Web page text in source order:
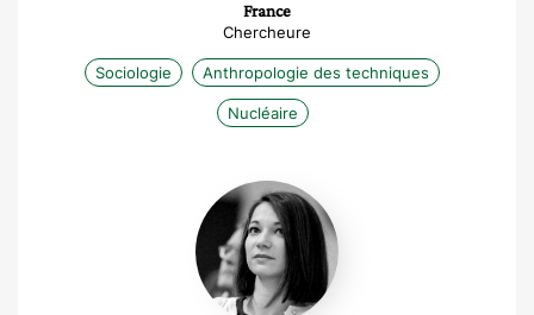
France
Chercheure
Sociologie Anthropologie des techniques
Nucléaire
Sophia
Majnoni
D’intignano